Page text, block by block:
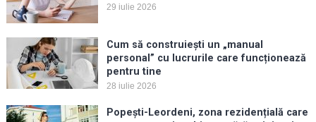
29 iulie 2026
Cum să construiești un „manual
personal” cu lucrurile care funcționează
pentru tine
28 iulie 2026
Popești-Leordeni, zona rezidențială care